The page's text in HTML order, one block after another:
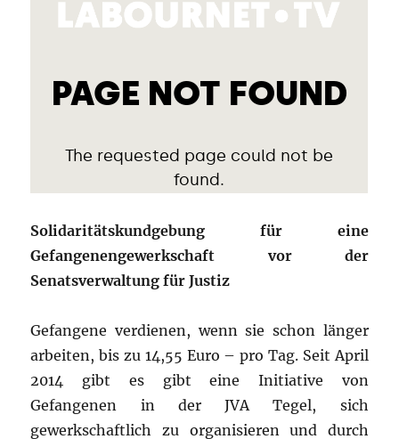
Solidaritätskundgebung für eine
Gefangenengewerkschaft vor der
Senatsverwaltung für Justiz
Gefangene verdienen, wenn sie schon länger
arbeiten, bis zu 14,55 Euro – pro Tag. Seit April
2014 gibt es gibt eine Initiative von
Gefangenen in der JVA Tegel, sich
gewerkschaftlich zu organisieren und durch